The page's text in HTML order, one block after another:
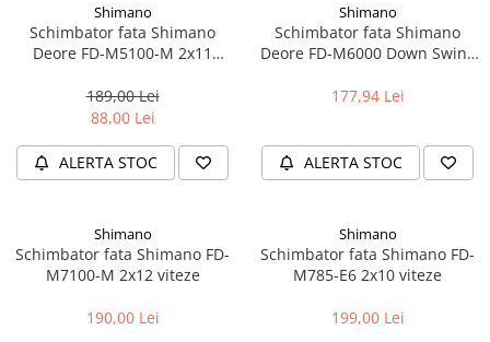
Manete schimbator si frana
Manete frana bicicleta
Manete schimbator bicicleta
Manete mixte frana - schimbator
Rulmenti si coronite
Casca bicicleta
Shimano
Schimbator fata Shimano
Deore FD-M5100-M 2x11
189,00 Lei
88,00 Lei
ALERTA STOC
Shimano
Schimbator fata Shimano
Deore FD-M6000 Down Swing
177,94 Lei
ALERTA STOC
Shimano
Schimbator fata Shimano FD-
M7100-M 2x12 viteze
190,00 Lei
Shimano
Schimbator fata Shimano FD-
M785-E6 2x10 viteze
199,00 Lei